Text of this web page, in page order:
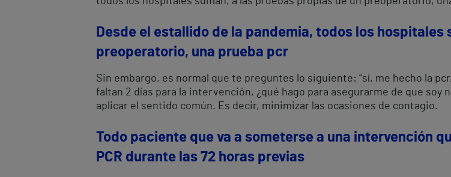
Desde el estallido de la pandemia, todos los hospitales
preoperatorio, una prueba pcr
Sin embargo, es normal que te preguntes lo siguiente: “sí, me hecho la
faltan 2 días para la intervención, ¿qué hago para asegurarme de que soy
aplicar el sentido común. Es decir, minimizar las ocasiones de contagio.
Todo paciente que va a someterse a una intervención
PCR durante las 72 horas previas